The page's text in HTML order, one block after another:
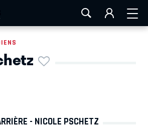
LA ROCHELLE
- NICOLE PSCHETZ